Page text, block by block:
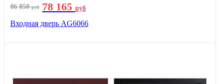
86 850руб 78 165 руб
Входная дверь AG6066